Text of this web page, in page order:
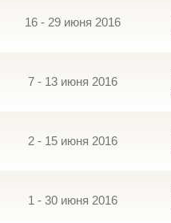
16 - 29 июня 2016
7 - 13 июня 2016
2 - 15 июня 2016
1 - 30 июня 2016